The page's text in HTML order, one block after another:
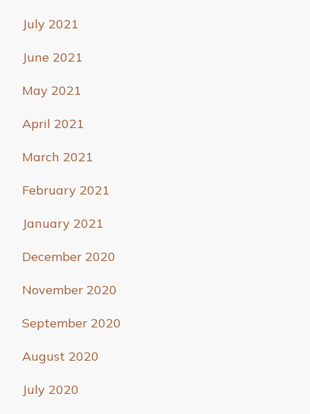
July 2021
June 2021
May 2021
April 2021
March 2021
February 2021
January 2021
December 2020
November 2020
September 2020
August 2020
July 2020